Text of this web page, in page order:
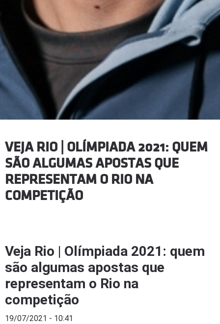
VEJA RIO | OLÍMPIADA 2021: QUEM
SÃO ALGUMAS APOSTAS QUE
REPRESENTAM O RIO NA
COMPETIÇÃO
Veja Rio | Olímpiada 2021: quem
são algumas apostas que
representam o Rio na
competição
19/07/2021 - 10:41